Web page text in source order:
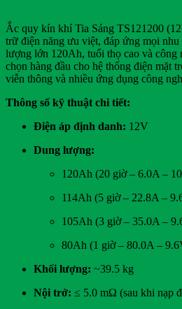
Ắc quy kín khí Tia Sáng TS121200
trữ điện năng ưu việt, đáp ứng mọi
lượng lớn 120Ah, tuổi thọ cao và công
chọn hàng đầu cho hệ thống điện mặt
viễn thông và nhiều ứng dụng công
Thông số kỹ thuật chi tiết:
Điện áp định danh: 12V
Dung lượng:
120Ah (20 giờ – 6.0A –
114Ah (5 giờ – 22.8A –
105Ah (3 giờ – 35.0A –
80Ah (1 giờ – 80.0A –
Khối lượng: ~39.5 kg
Nội trở: ≤ 5.0 mΩ (sau khi nạp